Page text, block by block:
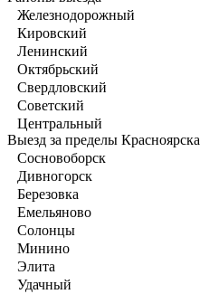
Железнодорожный
Кировский
Ленинский
Октябрьский
Свердловский
Советский
Центральный
Выезд за пределы Красноярска
Сосновоборск
Дивногорск
Березовка
Емельяново
Солонцы
Минино
Элита
Удачный